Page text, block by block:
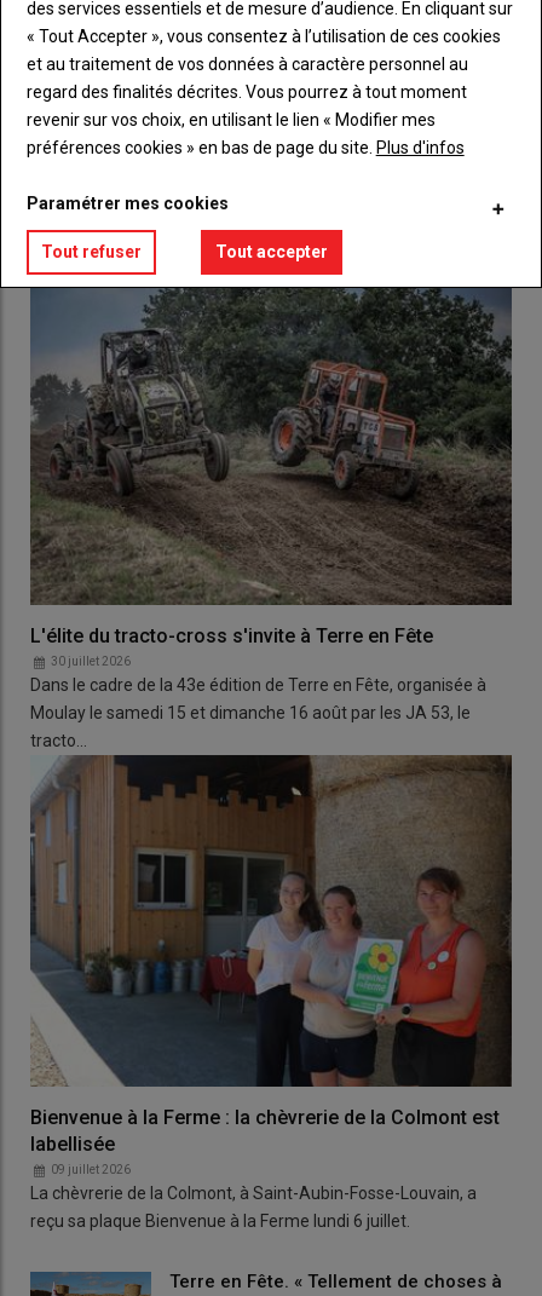
BodyChoisissez votre formule et créez votre
compte pour accéder à tout l'Agri53.
Lien Créez un compte
LES PLUS LUS
L'élite du tracto-cross s'invite à Terre en Fête
30 juillet 2026
Dans le cadre de la 43e édition de Terre en Fête, organisée à
Moulay le samedi 15 et dimanche 16 août par les JA 53, le
tracto…
Bienvenue à la Ferme : la chèvrerie de la Colmont est
labellisée
09 juillet 2026
La chèvrerie de la Colmont, à Saint-Aubin-Fosse-Louvain, a
reçu sa plaque Bienvenue à la Ferme lundi 6 juillet.
Terre en Fête. « Tellement de choses à
des services essentiels et de mesure d’audience. En cliquant sur
« Tout Accepter », vous consentez à l’utilisation de ces cookies
et au traitement de vos données à caractère personnel au
regard des finalités décrites. Vous pourrez à tout moment
revenir sur vos choix, en utilisant le lien « Modifier mes
préférences cookies » en bas de page du site. Plus d'infos
Paramétrer mes cookies
Tout refuser Tout accepter